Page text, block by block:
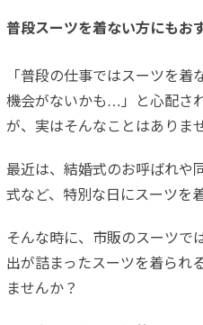
普段スーツを着ない方にもお
「普段の仕事ではスーツを着
機会がないかも…」と心配さ
が、実はそんなことはありま
最近は、結婚式のお呼ばれや
式など、特別な日にスーツを
そんな時に、市販のスーツで
出が詰まったスーツを着られ
ませんか？